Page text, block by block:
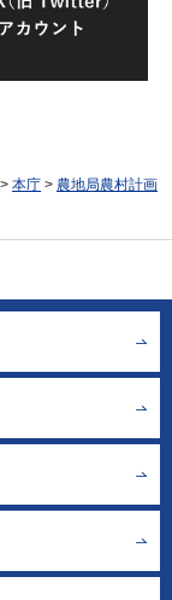
> 本庁 > 農地局農村計画